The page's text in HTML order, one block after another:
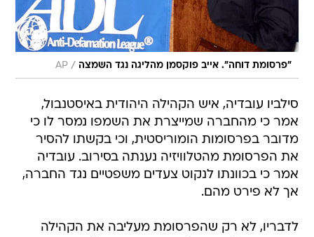
"פרסומת דוחה". אייב פוקסמן מהליגה נגד השמצה /
AP
סילביו עובדיה, איש הקהילה היהודית באיסטנבול,
אמר כי מהחברה שמייצרת את השמפו נמסר לו כי
מדובר בפרסומות הומוריסטית, וכי בקשתו להסיר
את הפרסומת מהטלוויזיה נענתה בסירוב. עובדיה
אמר כי בכוונתו לנקוט צעדים משפטיים נגד החברה,
אך לא פירט מהם.
לדבריו, לא רק שהפרסומת מעליבה את הקהילה